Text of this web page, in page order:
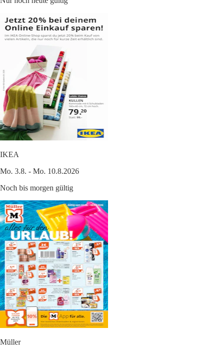
IKEA
Mo. 3.8. - Mo. 10.8.2026
Noch bis morgen gültig
Müller